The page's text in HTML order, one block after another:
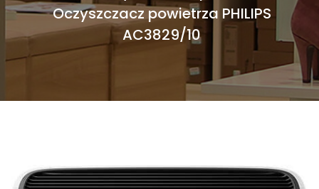
Oczyszczacz powietrza PHILIPS
AC3829/10